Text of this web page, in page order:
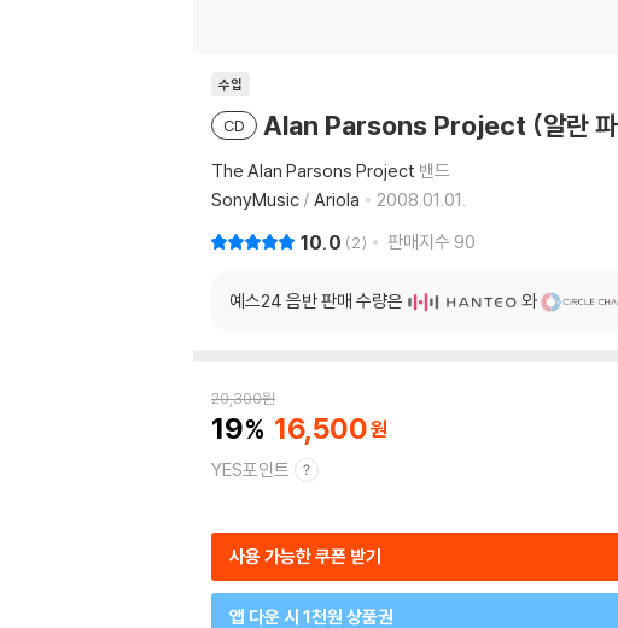
수입
CD Alan Parsons Project (알란
The Alan Parsons Project 밴드
SonyMusic / Ariola 2008.01.01.
10.0 2 판매지수 90
예스24 음반 판매 수량은 와
20,300원
19 16,500
YES포인트
사용 가능한 쿠폰 받기
앱 다운 시 1천원 상품권